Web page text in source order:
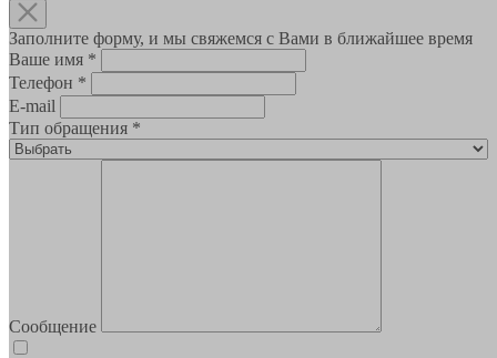
Заполните форму, и мы свяжемся с Вами в ближайшее время
Ваше имя *
Телефон *
E-mail
Тип обращения *
Сообщение